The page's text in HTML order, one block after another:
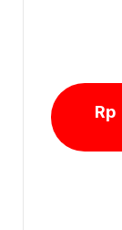
Rp